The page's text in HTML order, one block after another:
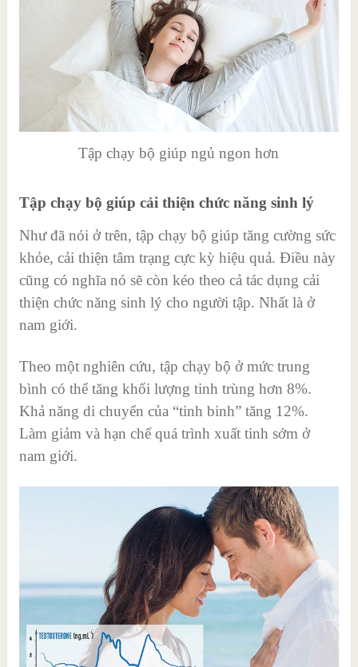
Tập chạy bộ giúp ngủ ngon hơn
Tập chạy bộ giúp cải thiện chức năng sinh lý
Như đã nói ở trên, tập chạy bộ giúp tăng cường sức
khỏe, cải thiện tâm trạng cực kỳ hiệu quả. Điều này
cũng có nghĩa nó sẽ còn kéo theo cả tác dụng cải
thiện chức năng sinh lý cho người tập. Nhất là ở
nam giới.
Theo một nghiên cứu, tập chạy bộ ở mức trung
bình có thể tăng khối lượng tinh trùng hơn 8%.
Khả năng di chuyển của “tinh binh” tăng 12%.
Làm giảm và hạn chế quá trình xuất tinh sớm ở
nam giới.